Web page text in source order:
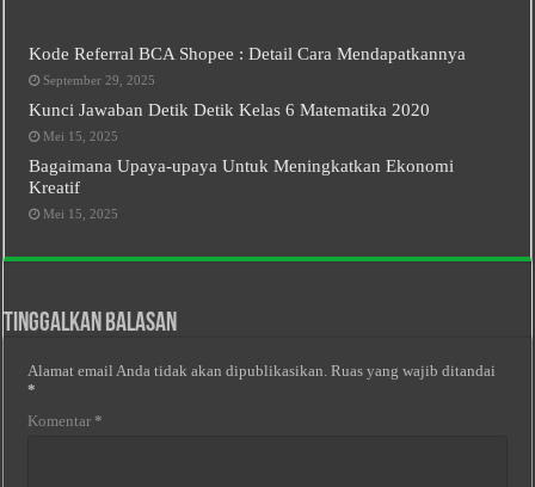
Kode Referral BCA Shopee : Detail Cara Mendapatkannya
September 29, 2025
Kunci Jawaban Detik Detik Kelas 6 Matematika 2020
Mei 15, 2025
Bagaimana Upaya-upaya Untuk Meningkatkan Ekonomi
Kreatif
Mei 15, 2025
Tinggalkan Balasan
Alamat email Anda tidak akan dipublikasikan. Ruas yang wajib ditandai
*
Komentar *